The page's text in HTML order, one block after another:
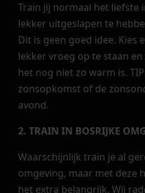
Train jij normaal het liefste
lekker uitgeslapen te
Dit is geen goed idee. Kies
lekker vroeg op te staan
het nog niet zo warm is.
zonsopkomst of de
avond.
2. TRAIN IN BOSRIJKE
Waarschijnlijk train je al
omgeving, maar met deze
het extra belangrijk. Wij